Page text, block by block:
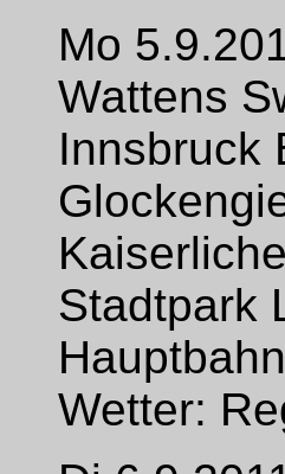
Mo
Wattens
Innsbruck
Stadtpark
Wetter: